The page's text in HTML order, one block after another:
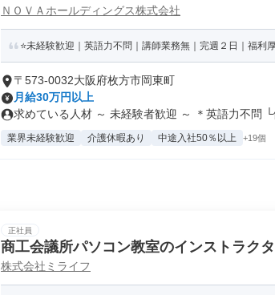
ＮＯＶＡホールディングス株式会社
⭐未経験歓迎｜英語力不問｜講師業務無｜完週２日｜福利
〒573-0032大阪府枚方市岡東町
月給30万円以上
求めている人材 ～ 未経験者歓迎 ～ ＊英語力不問 └
業界未経験歓迎 介護休暇あり 中途入社50％以上 +19個
正社員
商工会議所パソコン教室のインストラク
株式会社ミライフ